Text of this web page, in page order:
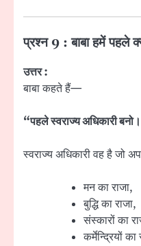
प्रश्न 9 : बाबा हमें पहले
उत्तर :
बाबा कहते हैं—
“पहले स्वराज्य अधिकारी
स्वराज्य अधिकारी वह है जो
मन का राजा,
बुद्धि का राजा,
संस्कारों का
कर्मेन्द्रियों का